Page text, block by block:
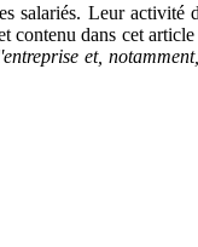
salariés. Leur activité
contenu dans cet
et,